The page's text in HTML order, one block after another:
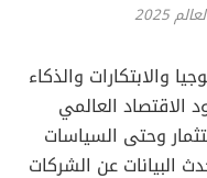
2025
والابتكارات والذكاء
الاقتصاد العالمي
وحتى السياسات
تكشف أحدث البيانات عن الشركات